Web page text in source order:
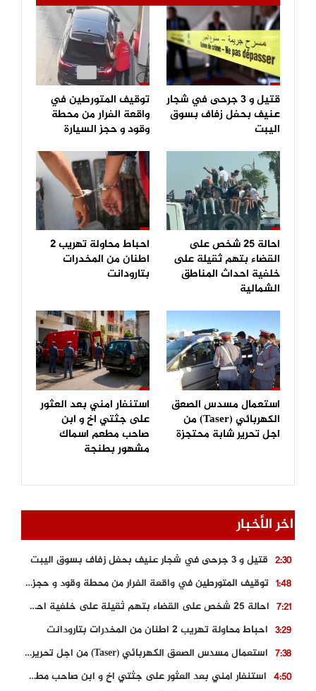
قتيل و 3 جرحى في شجار
عنيف بحفل زفاف بسوق
اليبت
توقيف المتورطين في
واقعة الفرار من محطة
وقود و حجز السيارة
احالة 25 شخص على
القضاء بتهم ثقيلة على
خلفية احداث المناطق
الشمالية
احباط محاولة تهريب 2
اطنان من المخدرات
بتارودانت
استعمال مسدس الصعق
الكهربائي (Taser) من
اجل تحرير شابة محتجزة
استنفار امني بعد العثور
على جثتي اخ و ابن
صاحب مطعم اسماك
مشهور بطنجة
اخر الأخبار
2:30 قتيل و 3 جرحى في شجار عنيف بحفل زفاف بسوق اليبت
1:48
توقيف المتورطين في واقعة الفرار من محطة وقود و حجز السيارة
7:21
احالة 25 شخص على القضاء بتهم ثقيلة على خلفية احداث المناطق الشمالية
3:29 احباط محاولة تهريب 2 اطنان من المخدرات بتارودانت
7:38
استعمال مسدس الصعق الكهربائي (Taser) من اجل تحرير شابة محتجزة
4:50
استنفار امني بعد العثور على جثتي اخ و ابن صاحب مطعم اسماك مشهور بطنجة